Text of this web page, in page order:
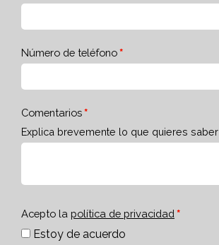
Número de teléfono
Comentarios
Explica brevemente lo que quieres saber
Acepto la política de privacidad
Estoy de acuerdo